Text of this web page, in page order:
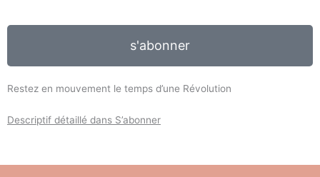
s'abonner
Restez en mouvement le temps d’une Révolution
Descriptif détaillé dans S’abonner